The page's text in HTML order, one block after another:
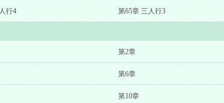
行4 第65章 三人行3
第2章
第6章
第10章